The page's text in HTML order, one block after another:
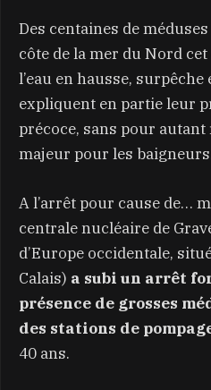
Des centaines de
côte de la mer du Nord
l’eau en hausse,
expliquent en partie leur
précoce, sans pour
majeur pour les
A l’arrêt pour cause de…
centrale nucléaire de
d’Europe occidentale,
Calais) a subi un arrêt
présence de grosses
des stations de
40 ans.